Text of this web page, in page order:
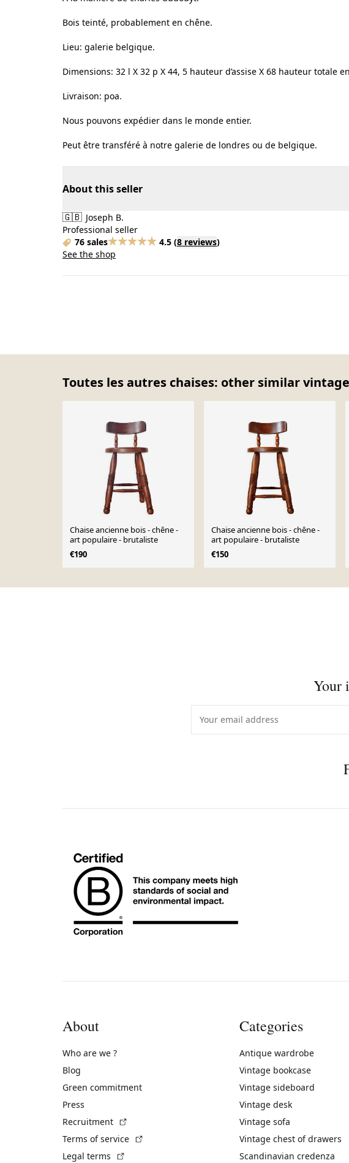
Bois teinté, probablement en chêne.
Lieu: galerie belgique.
Dimensions: 32 l X 32 p X 44, 5 hauteur d’assise X 68 hauteur totale
Livraison: poa.
Nous pouvons expédier dans le monde entier.
Peut être transféré à notre galerie de londres ou de belgique.
About this seller
🇬🇧 Joseph B.
Professional seller
76 sales
4.5 (8 reviews)
See the shop
Toutes les autres chaises: other similar
Chaise ancienne bois - chêne -
art populaire - brutaliste
€190
Chaise ancienne bois - chêne -
art populaire - brutaliste
€150
Your
About
Who are we ?
Blog
Green commitment
Press
Recruitment
Terms of service
Legal terms
Categories
Antique wardrobe
Vintage bookcase
Vintage sideboard
Vintage desk
Vintage sofa
Vintage chest of drawers
Scandinavian credenza